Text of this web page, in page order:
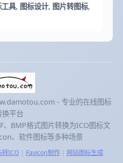
具, 图标设计, 图片转图标,
- 专业的在线图标
换平台
、BMP格式图片转换为ICO图标文
、软件图标等多种场景
转ICO | Favicon制作| 网站图标生成